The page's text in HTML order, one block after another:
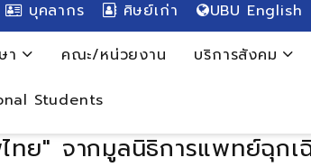
บุคลากร ศิษย์เก่า UBU English
า คณะ/หน่วยงาน บริการสังคม
Students
ย" จากมูลนิธิการแพทย์ฉุกเ